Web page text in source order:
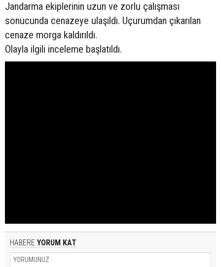
Jandarma ekiplerinin uzun ve zorlu çalışması
sonucunda cenazeye ulaşıldı. Uçurumdan çıkarılan
cenaze morga kaldırıldı.
Olayla ilgili inceleme başlatıldı.
HABERE YORUM KAT